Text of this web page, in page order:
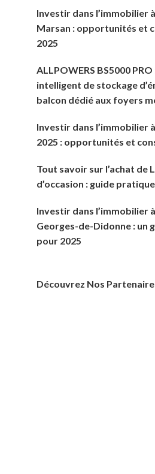
Investir dans l’immobilier
Marsan : opportunités et
2025
ALLPOWERS BS5000
intelligent de stockage
balcon dédié aux foyers
Investir dans l’immobilier
2025 : opportunités et
Tout savoir sur l’achat de
d’occasion : guide pratique
Investir dans l’immobilier
Georges-de-Didonne : un
pour 2025
Découvrez Nos